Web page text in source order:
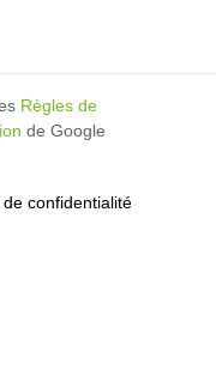
Règles de
de Google
de confidentialité